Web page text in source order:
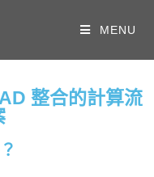
MENU
整合的計算流